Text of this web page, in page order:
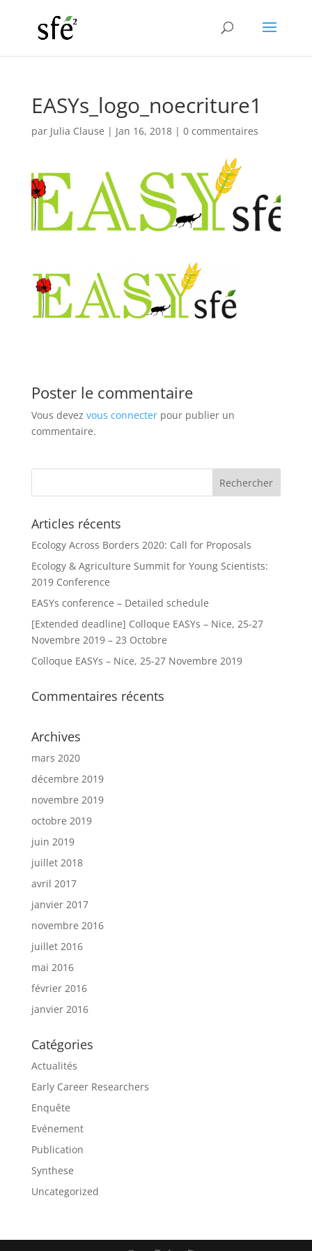
EASYs_logo_noecriture1
par Julia Clause | Jan 16, 2018| 0 commentaires
Poster le commentaire
Vous devez vous connecterpour publier un
commentaire.
Articles récents
Ecology Across Borders 2020: Call for Proposals
Ecology & Agriculture Summit for Young Scientists:
2019 Conference
EASYs conference – Detailed schedule
[Extended deadline] Colloque EASYs – Nice, 25-27
Novembre 2019 – 23 Octobre
Colloque EASYs – Nice, 25-27 Novembre 2019
Commentaires récents
Archives
mars 2020
décembre 2019
novembre 2019
octobre 2019
juin 2019
juillet 2018
avril 2017
janvier 2017
novembre 2016
juillet 2016
mai 2016
février 2016
janvier 2016
Catégories
Actualités
Early Career Researchers
Enquête
Evénement
Publication
Synthese
Uncategorized